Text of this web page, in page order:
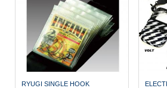
RYUGI SINGLE HOOK